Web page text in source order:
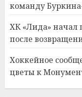
команду
ХК «Лида» начал
после
Хоккейное
цветы к